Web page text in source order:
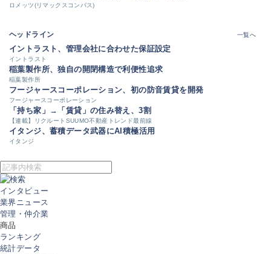
ロメッツ(リマックスコンパス)
ヘッドライン 一覧へ
イントラスト、管理会社に合わせた保証設定
イントラスト
稲葉製作所、独自の開閉構造で利便性追求
稲葉製作所
フージャースコーポレーション、初の防音賃貸を開発
フージャースコーポレーション
「持ち家」→「賃貸」の住み替え、3割
【連載】リクルートSUUMO不動産トレンド最前線
イタンジ、蓄積データ武器にAI積極活用
イタンジ
インタビュー
業界ニュース
管理・仲介業
商品
ランキング
統計データ